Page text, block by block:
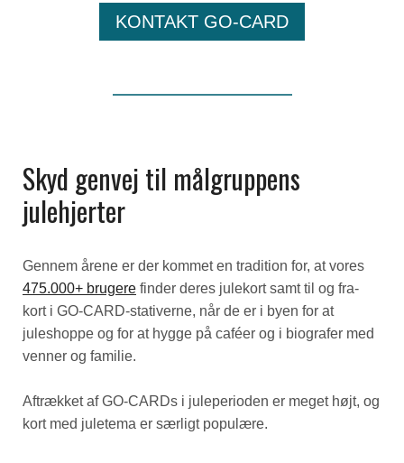
KONTAKT GO-CARD
Skyd genvej til målgruppens
julehjerter
Gennem årene er der kommet en tradition for, at vores
475.000+ brugere finder deres julekort samt til og fra-
kort i GO-CARD-stativerne, når de er i byen for at
juleshoppe og for at hygge på caféer og i biografer med
venner og familie.
Aftrækket af GO-CARDs i juleperioden er meget højt, og
kort med juletema er særligt populære.